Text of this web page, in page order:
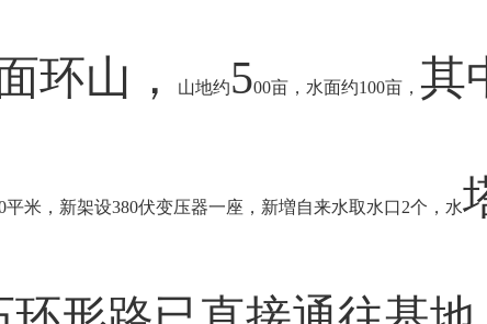
环山， 山地约500亩，水面约100亩， 其
平米，新架设380伏变压器一座，新増自来水取水口2个，水